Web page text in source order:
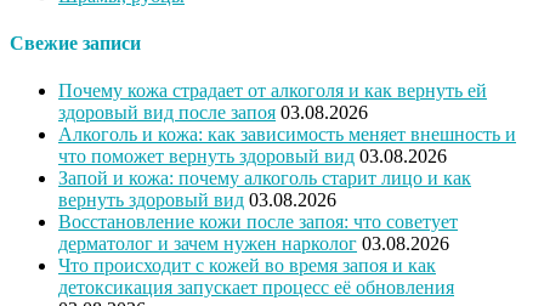
Свежие записи
Почему кожа страдает от алкоголя и как вернуть ей
здоровый вид после запоя 03.08.2026
Алкоголь и кожа: как зависимость меняет внешность и
что поможет вернуть здоровый вид 03.08.2026
Запой и кожа: почему алкоголь старит лицо и как
вернуть здоровый вид 03.08.2026
Восстановление кожи после запоя: что советует
дерматолог и зачем нужен нарколог 03.08.2026
Что происходит с кожей во время запоя и как
детоксикация запускает процесс её обновления